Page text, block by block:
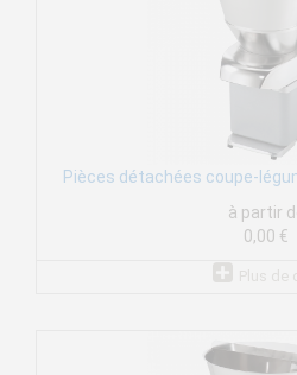
Pièces détachées coupe-
à partir
0,00 €